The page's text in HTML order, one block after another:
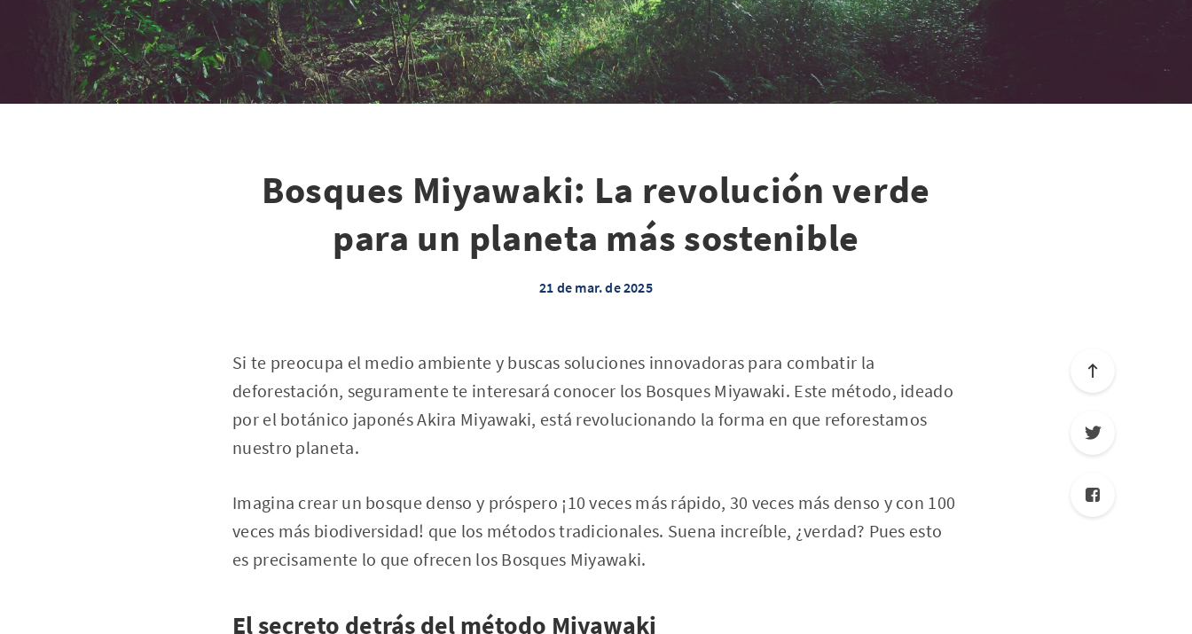
Bosques Miyawaki: La revolución verde
para un planeta más sostenible
21 de mar. de 2025
Si te preocupa el medio ambiente y buscas soluciones innovadoras para combatir la
deforestación, seguramente te interesará conocer los Bosques Miyawaki. Este método, ideado
por el botánico japonés Akira Miyawaki, está revolucionando la forma en que reforestamos
nuestro planeta.
Imagina crear un bosque denso y próspero ¡10 veces más rápido, 30 veces más denso y con 100
veces más biodiversidad! que los métodos tradicionales. Suena increíble, ¿verdad? Pues esto
es precisamente lo que ofrecen los Bosques Miyawaki.
El secreto detrás del método Miyawaki